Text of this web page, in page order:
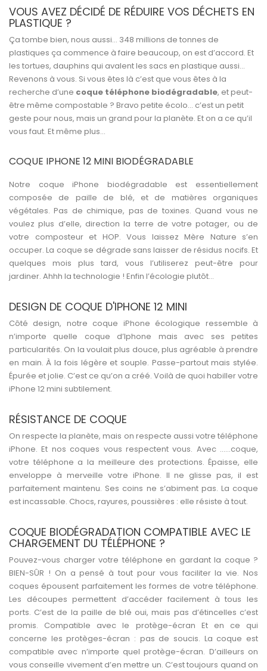
VOUS AVEZ DÉCIDÉ DE RÉDUIRE VOS DÉCHETS EN
PLASTIQUE ?
Ça tombe bien, nous aussi… 348 millions de tonnes de
plastiques ça commence à faire beaucoup, on est d’accord. Et
les tortues, dauphins qui avalent les sacs en plastique aussi…
Revenons à vous. Si vous êtes là c’est que vous êtes à la
recherche d’une coque téléphone biodégradable, et peut-
être même compostable ? Bravo petite écolo… c’est un petit
geste pour nous, mais un grand pour la planète. Et on a ce qu’il
vous faut. Et même plus…
COQUE IPHONE 12 MINI BIODÉGRADABLE
Notre coque iPhone biodégradable est essentiellement
composée de paille de blé, et de matières organiques
végétales. Pas de chimique, pas de toxines. Quand vous ne
voulez plus d’elle, direction la terre de votre potager, ou de
votre composteur et HOP. Vous laissez Mère Nature s’en
occuper. La coque se dégrade sans laisser de résidus nocifs. Et
quelques mois plus tard, vous l’utiliserez peut-être pour
jardiner. Ahhh la technologie ! Enfin l’écologie plutôt...
DESIGN DE COQUE D'IPHONE 12 MINI
Côté design, notre coque iPhone écologique ressemble à
n’importe quelle coque d’Iphone mais avec ses petites
particularités. On la voulait plus douce, plus agréable à prendre
en main. À la fois légère et souple. Passe-partout mais stylée.
Épurée et jolie. C’est ce qu’on a créé. Voilà de quoi habiller votre
iPhone 12 mini subtilement.
RÉSISTANCE DE COQUE
On respecte la planète, mais on respecte aussi votre téléphone
iPhone. Et nos coques vous respectent vous. Avec ……coque,
votre téléphone a la meilleure des protections. Épaisse, elle
enveloppe à merveille votre iPhone. Il ne glisse pas, il est
parfaitement maintenu. Ses coins ne s’abiment pas. La coque
est incassable. Chocs, rayures, poussières : elle résiste à tout.
COQUE BIODÉGRADATION COMPATIBLE AVEC LE
CHARGEMENT DU TÉLÉPHONE ?
Pouvez-vous charger votre téléphone en gardant la coque ?
BIEN-SÛR ! On a pensé à tout pour vous faciliter la vie. Nos
coques épousent parfaitement les formes de votre téléphone.
Les découpes permettent d’accéder facilement à tous les
ports. C’est de la paille de blé oui, mais pas d’étincelles c’est
promis. Compatible avec le protège-écran Et en ce qui
concerne les protèges-écran : pas de soucis. La coque est
compatible avec n’importe quel protège-écran. D’ailleurs on
vous conseille vivement d’en mettre un. C’est toujours quand on